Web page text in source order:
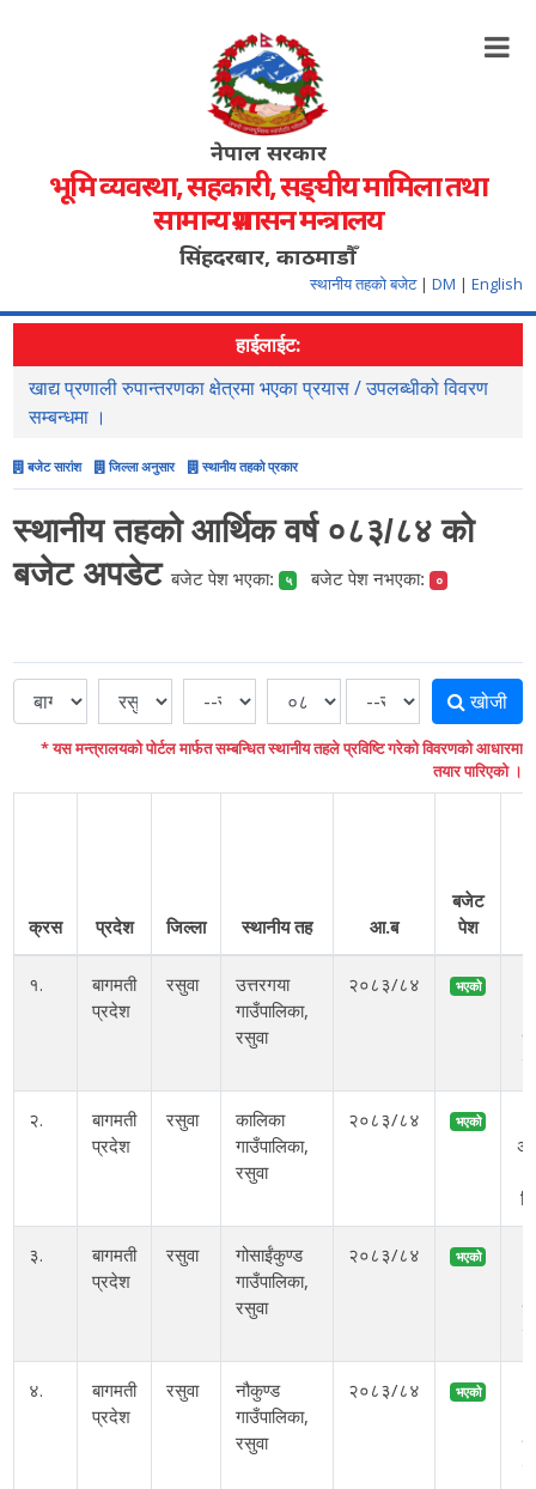
नेपाल सरकार
भूमि व्यवस्था, सहकारी, सङ्‍घीय मामिला तथा
सामान्य प्रशासन मन्त्रालय
सिंहदरबार, काठमाडौँ
स्थानीय तहको बजेट | DM | English
हाईलाईट:
खाद्य प्रणाली रुपान्तरणका क्षेत्रमा भएका प्रयास / उपलब्धीको विवरण
सम्बन्धमा ।
बजेट सारांश जिल्ला अनुसार स्थानीय तहको प्रकार
स्थानीय तहको आर्थिक वर्ष ०८३/८४ को
बजेट अपडेटबजेट पेश भएका: ५ बजेट पेश नभएका: ०
खोजी
* यस मन्त्रालयको पोर्टल मार्फत सम्बन्धित स्थानीय तहले प्रविष्टि गरेको विवरणको आधारमा
तयार पारिएको ।
क्रस प्रदेश जिल्ला स्थानीय तह आ.ब
बजेट
पेश
१.
बागमती
प्रदेश
रसुवा
उत्तरगया
गाउँपालिका,
रसुवा
२०८३/८४ भएको
२.
बागमती
प्रदेश
रसुवा
कालिका
गाउँपालिका,
रसुवा
२०८३/८४ भएको
३.
बागमती
प्रदेश
रसुवा
गोसाईंकुण्ड
गाउँपालिका,
रसुवा
२०८३/८४ भएको
४.
बागमती
प्रदेश
रसुवा
नौकुण्ड
गाउँपालिका,
रसुवा
२०८३/८४ भएको